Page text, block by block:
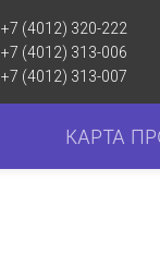
+7 (4012) 320-222
+7 (4012) 313-006
+7 (4012) 313-007
КАРТА